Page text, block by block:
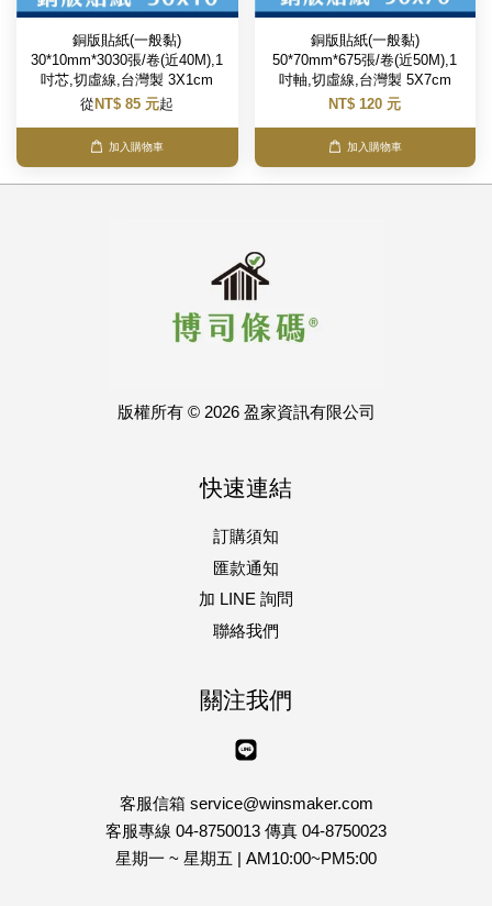
銅版貼紙(一般黏)
30*10mm*3030張/卷(近40M),1
吋芯,切虛線,台灣製 3X1cm
從 NT$ 85 元起
加入購物車
銅版貼紙(一般黏)
50*70mm*675張/卷(近50M),1
吋軸,切虛線,台灣製 5X7cm
NT$ 120 元
加入購物車
版權所有 © 2026 盈家資訊有限公司
快速連結
訂購須知
匯款通知
加 LINE 詢問
聯絡我們
關注我們
客服信箱 service@winsmaker.com
客服專線 04-8750013 傳真 04-8750023
星期一 ~ 星期五 | AM10:00~PM5:00